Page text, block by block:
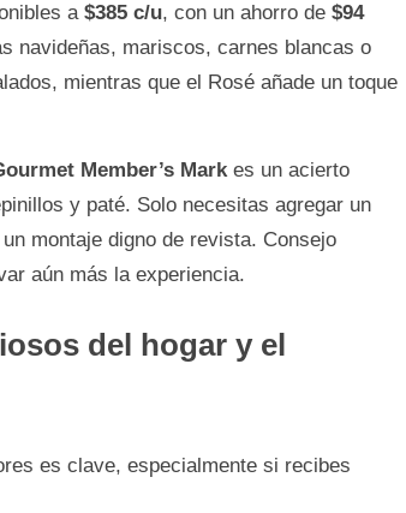
a $385 c/u, con un ahorro de $94
navideñas, mariscos, carnes blancas o
mientras que el Rosé añade un toque
Member’s Markes un acierto
y paté. Solo necesitas agregar un
montaje digno de revista. Consejo
aún más la experiencia.
del hogar y el
es clave, especialmente si recibes